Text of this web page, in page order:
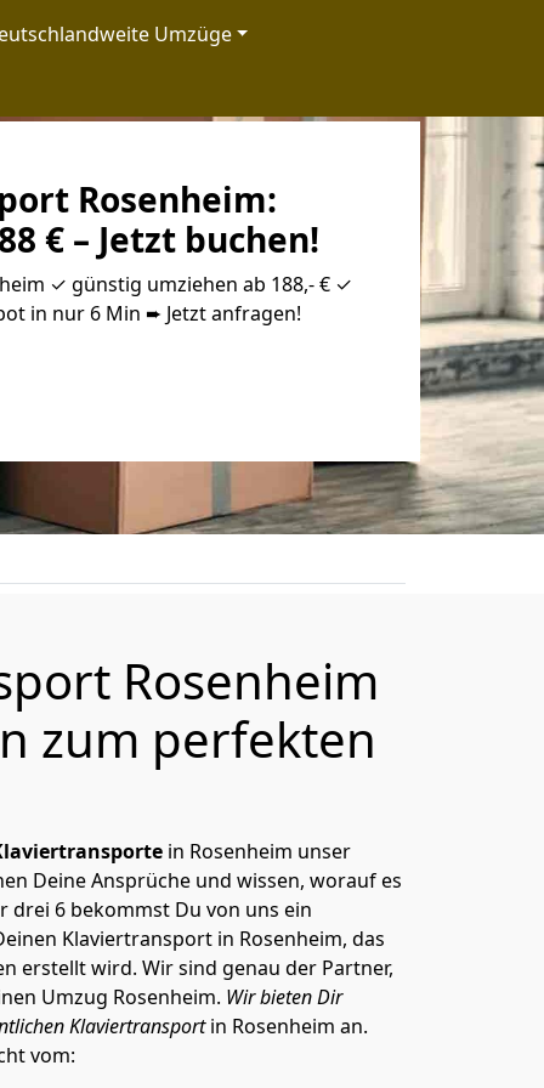
Umzüge
Rosenheim:
€ – Jetzt buchen!
✓ günstig umziehen ab 188,- € ✓
in nur 6 Min ➨ Jetzt anfragen!
Rosenheim
zum perfekten
in Rosenheim unser
Deine Ansprüche und wissen, worauf es
6 bekommst Du von uns ein
Klaviertransport in Rosenheim, das
erstellt wird. Wir sind genau der Partner,
Umzug Rosenheim. Wir bieten Dir
Klaviertransportin Rosenheim an.
vom: